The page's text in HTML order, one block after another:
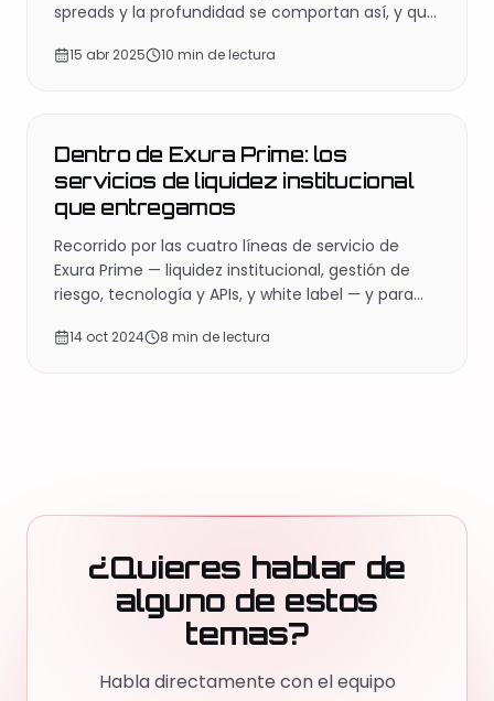
spreads y la profundidad se comportan así, y qué
15 abr 2025 10 min de lectura
Dentro de Exura Prime: los
servicios de liquidez institucional
que entregamos
Recorrido por las cuatro líneas de servicio de
Exura Prime — liquidez institucional, gestión de
riesgo, tecnología y APIs, y white label — y para
14 oct 2024 8 min de lectura
¿Quieres hablar de
alguno de estos
temas?
Habla directamente con el equipo